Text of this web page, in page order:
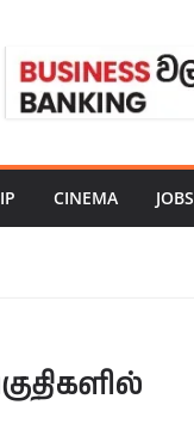
CINEMA JOBS